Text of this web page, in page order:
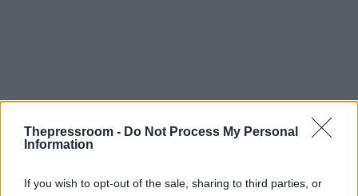
Thepressroom - Do Not Process My Personal
Information
If you wish to opt-out of the sale, sharing to third parties, or